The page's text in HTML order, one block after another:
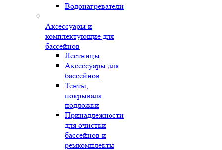
Водонагреватели
Аксессуары и
комплектующие для
бассейнов
Лестницы
Аксессуары для
бассейнов
Тенты,
покрывала,
подложки
Принадлежности
для очистки
бассейнов и
ремкомплекты